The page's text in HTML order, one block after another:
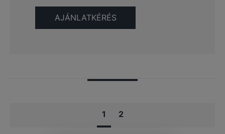
1 2